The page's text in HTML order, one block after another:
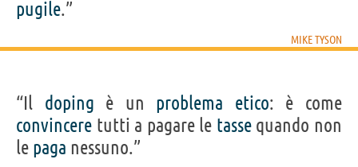
pugile.”
MIKE TYSON
“Il doping è un problema etico: è come
convincere tutti a pagare le tassequando non
le paga nessuno.”